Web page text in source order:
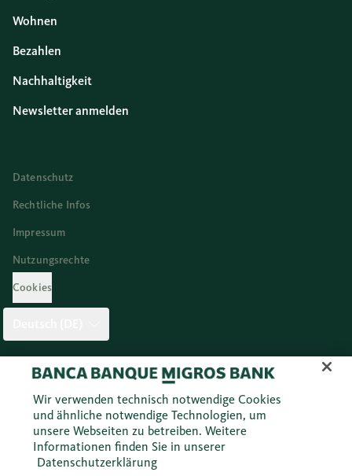
Wohnen
Bezahlen
Nachhaltigkeit
Newsletter anmelden
Datenschutz
Rechtliche Infos
Impressum
Nutzungsrechte
Cookies
Twitter Facebook Blog Instagram Youtube
© 2026 Migros Bank AG
Wir verwenden technisch notwendige Cookies
und ähnliche notwendige Technologien, um
unsere Webseiten zu betreiben. Weitere
Informationen finden Sie in unserer
Datenschutzerklärung